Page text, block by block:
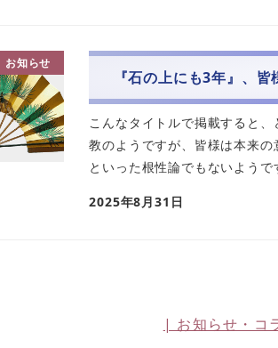
お知らせ
『石の上にも3年』、皆
こんなタイトルで掲載すると
教のようですが、皆様は本来
といった根性論でもないよう
2025年8月31日
| お知らせ・コ